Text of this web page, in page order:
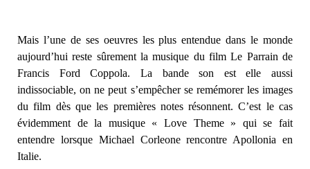
Mais l’une de ses oeuvres les plus entendue dans le monde
aujourd’hui reste sûrement la musique du film Le Parrain de
Francis Ford Coppola. La bande son est elle aussi
indissociable, on ne peut s’empêcher se remémorer les images
du film dès que les premières notes résonnent. C’est le cas
évidemment de la musique « Love Theme » qui se fait
entendre lorsque Michael Corleone rencontre Apollonia en
Italie.